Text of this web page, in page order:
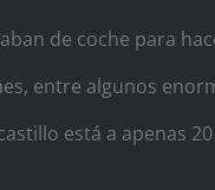
de coche para
entre algunos
está a apenas